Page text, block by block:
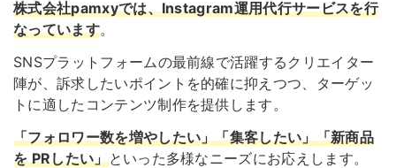
株式会社pamxyでは、Instagram運用代行サービスを行
なっています。
SNSプラットフォームの最前線で活躍するクリエイター
陣が、訴求したいポイントを的確に抑えつつ、ターゲッ
トに適したコンテンツ制作を提供します。
「フォロワー数を増やしたい」「集客したい」「新商品
を PRしたい」といった多様なニーズにお応えします。